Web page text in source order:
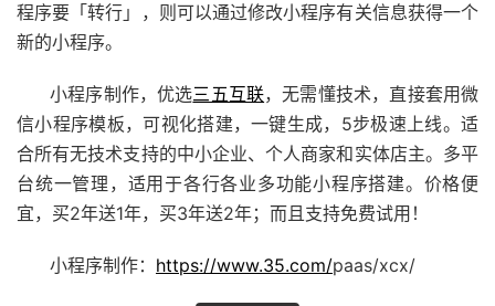
程序要「转行」，则可以通过修改小程序有关信息获得一个
新的小程序。
小程序制作，优选三五互联，无需懂技术，直接套用微
信小程序模板，可视化搭建，一键生成，5步极速上线。适
合所有无技术支持的中小企业、个人商家和实体店主。多平
台统一管理，适用于各行各业多功能小程序搭建。价格便
宜，买2年送1年，买3年送2年；而且支持免费试用！
小程序制作： https://www.35.com/paas/xcx/